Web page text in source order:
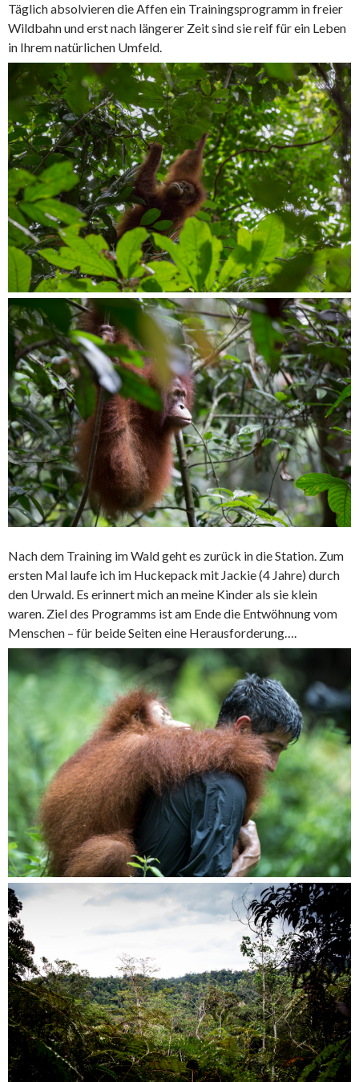
Täglich absolvieren die Affen ein Trainingsprogramm in freier
Wildbahn und erst nach längerer Zeit sind sie reif für ein Leben
in Ihrem natürlichen Umfeld.
Nach dem Training im Wald geht es zurück in die Station. Zum
ersten Mal laufe ich im Huckepack mit Jackie (4 Jahre) durch
den Urwald. Es erinnert mich an meine Kinder als sie klein
waren. Ziel des Programms ist am Ende die Entwöhnung vom
Menschen – für beide Seiten eine Herausforderung….